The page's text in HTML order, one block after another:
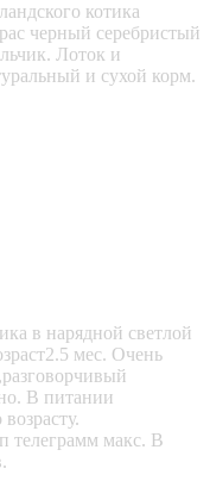
котика
черный серебристый
Лоток и
и сухой корм.
в нарядной светлой
мес. Очень
В питании
телеграмм макс. В